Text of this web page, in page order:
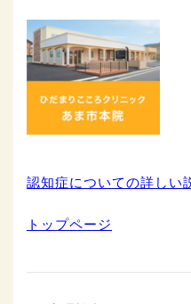
認知症についての詳しい
トップページ